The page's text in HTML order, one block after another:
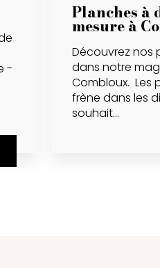
-
Planches à
mesure à
Découvrez nos
dans notre
Combloux. Les
frène dans les
souhait...